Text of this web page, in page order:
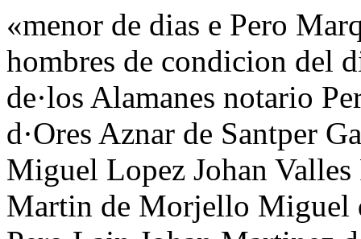
«menor de dias e Pero
hombres de condicion del
de·los Alamanes notario
d·Ores Aznar de Santper
Miguel Lopez Johan Valles
Martin de Morjello Miguel